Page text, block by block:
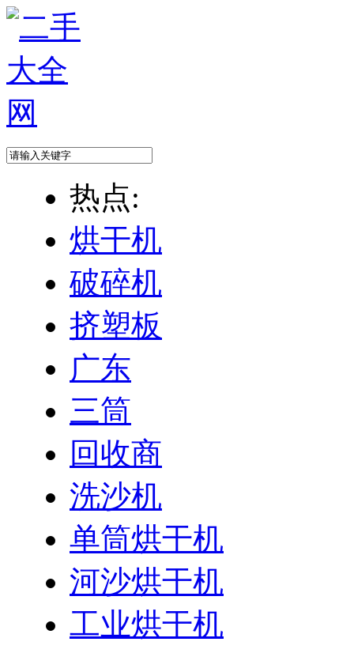
热点:
烘干机
破碎机
挤塑板
广东
三筒
回收商
洗沙机
单筒烘干机
河沙烘干机
工业烘干机